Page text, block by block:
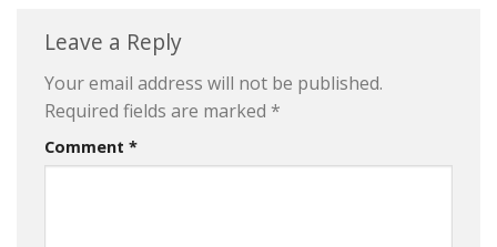
Leave a Reply
Your email address will not be published.
Required fields are marked *
Comment *